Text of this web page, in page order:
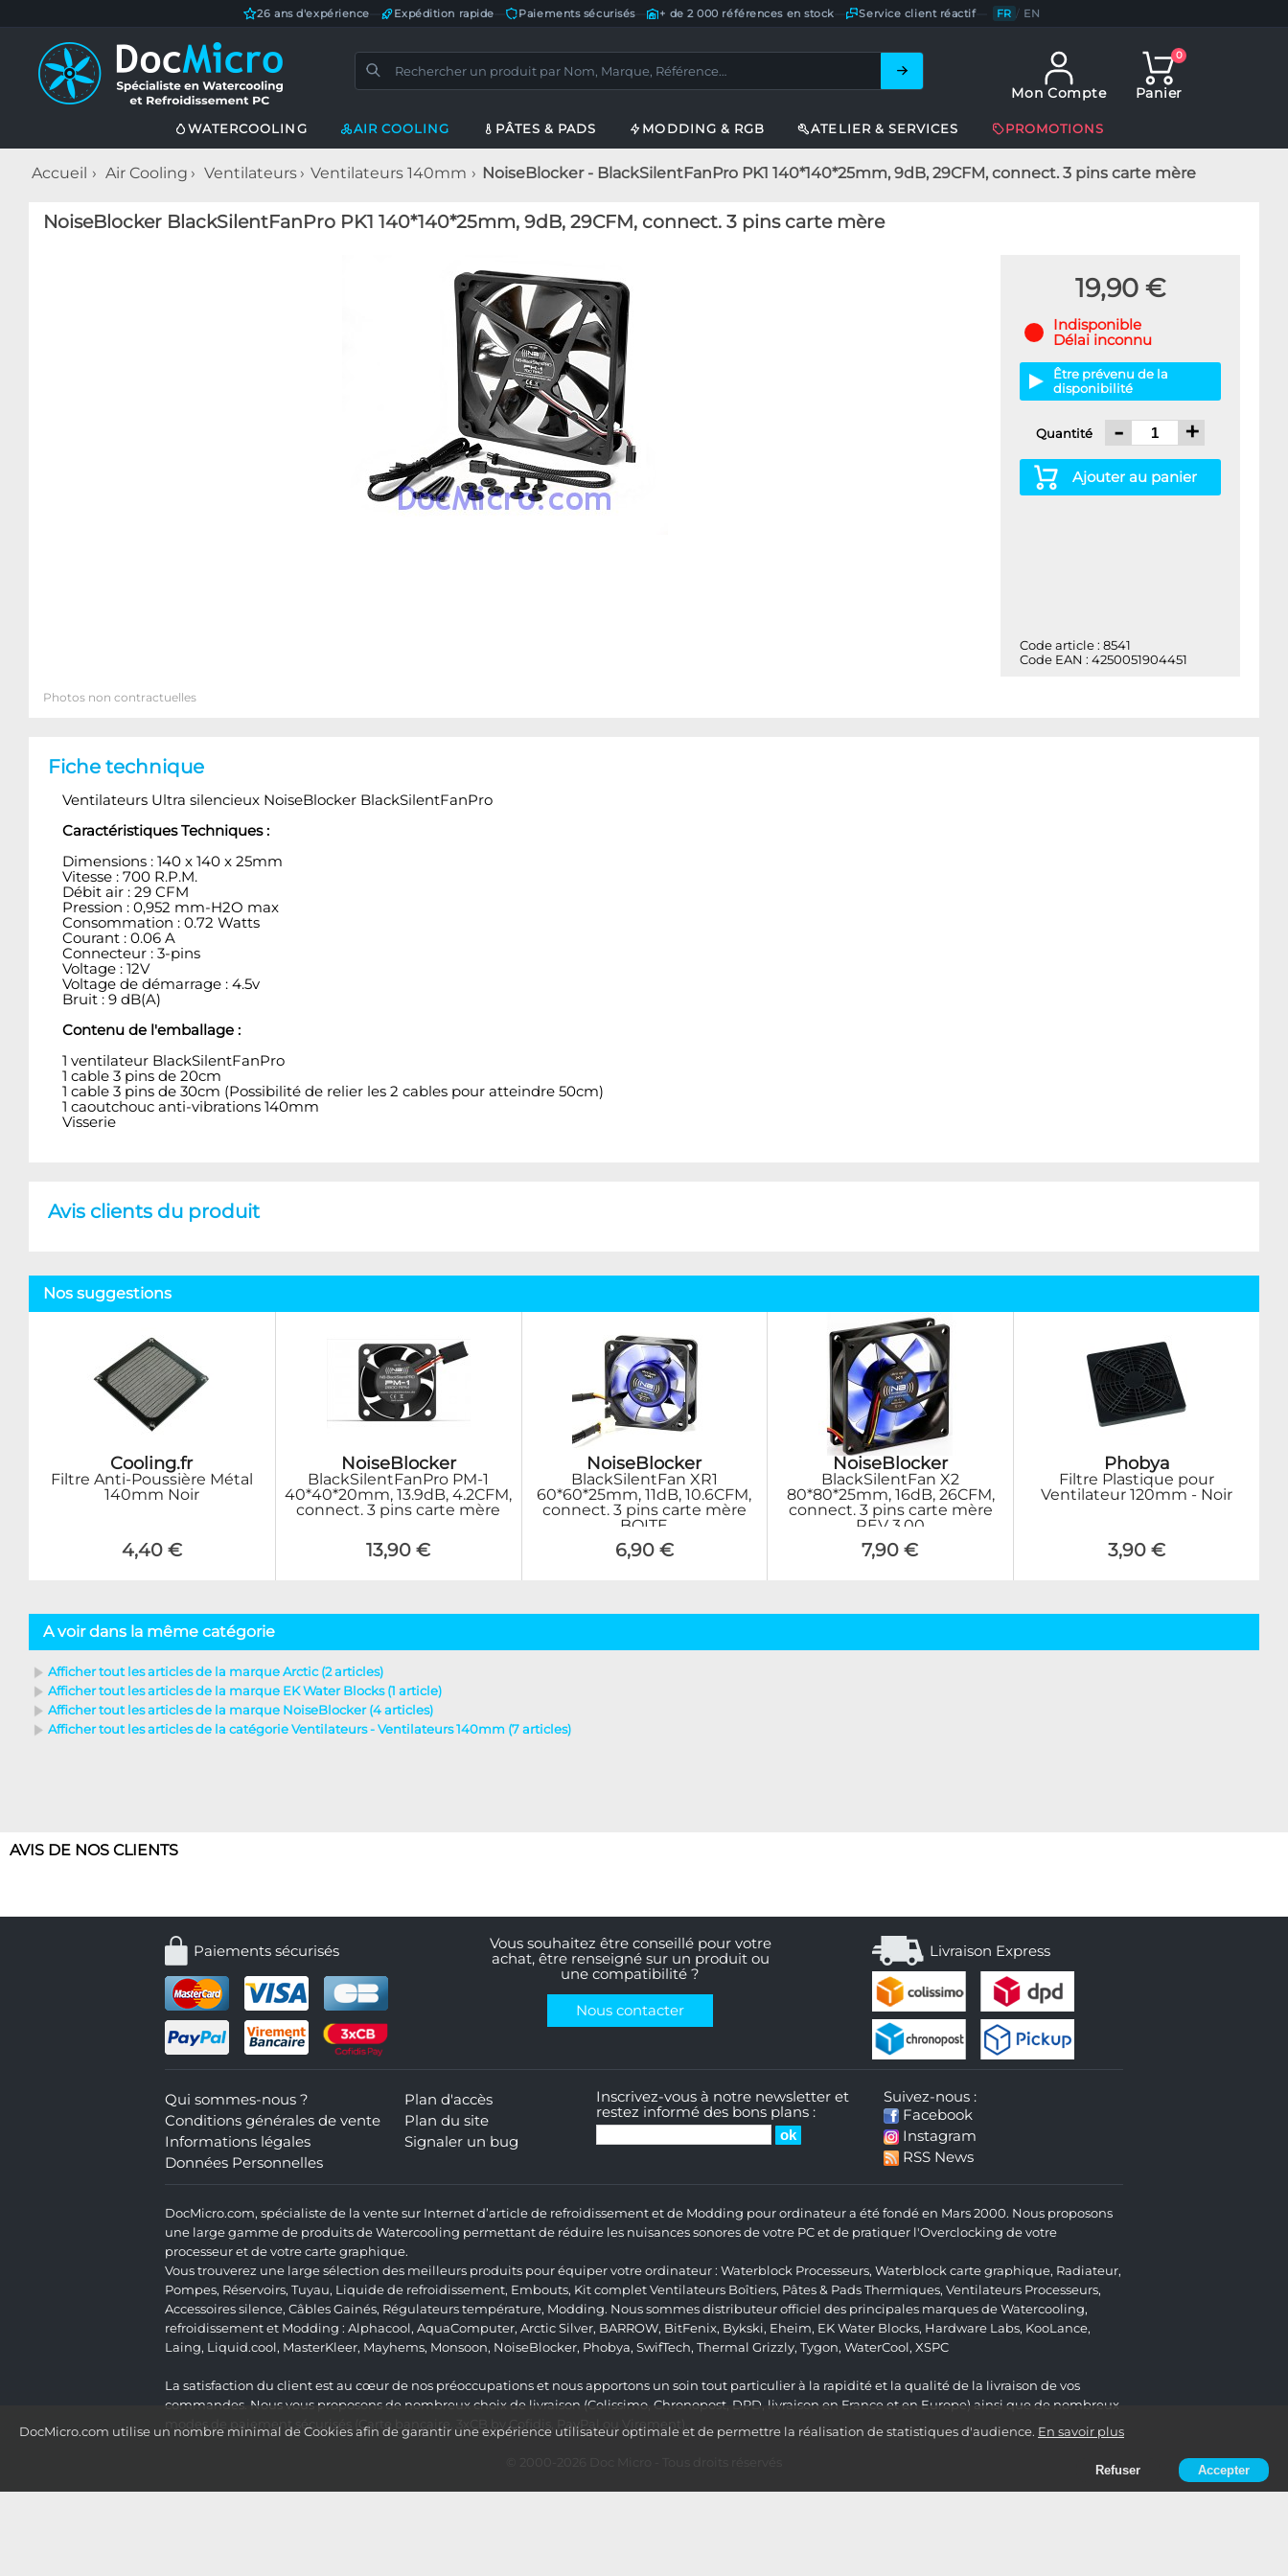
DocMicro.com utilise un nombre minimal de Cookies afin de garantir une expérience utilisateur optimale et de permettre la réalisation de statistiques d'audience. En savoir plus
Refuser Accepter
26 ans d'expérience Expédition rapide Paiements sécurisés— + de 2 000 références en stock Service client réactif— FR / EN
Mon Compte
0
Panier
WATERCOOLING AIR COOLING PÂTES & PADS MODDING & RGB ATELIER & SERVICES PROMOTIONS
Accueil Air Cooling Ventilateurs Ventilateurs 140mm NoiseBlocker - BlackSilentFanPro PK1 140*140*25mm, 9dB, 29CFM, connect. 3 pins carte mère
NoiseBlocker BlackSilentFanPro PK1 140*140*25mm, 9dB, 29CFM, connect. 3 pins carte mère
19,90 €
Indisponible
Délai inconnu
Être prévenu de la
disponibilité
Quantité - +
Ajouter au panier
Code article : 8541
Code EAN : 4250051904451
Photos non contractuelles
Fiche technique
Ventilateurs Ultra silencieux NoiseBlocker BlackSilentFanPro
Caractéristiques Techniques :
Dimensions : 140 x 140 x 25mm
Vitesse : 700 R.P.M.
Débit air : 29 CFM
Pression : 0,952 mm-H2O max
Consommation : 0.72 Watts
Courant : 0.06 A
Connecteur : 3-pins
Voltage : 12V
Voltage de démarrage : 4.5v
Bruit : 9 dB(A)
Contenu de l'emballage :
1 ventilateur BlackSilentFanPro
1 cable 3 pins de 20cm
1 cable 3 pins de 30cm (Possibilité de relier les 2 cables pour atteindre 50cm)
1 caoutchouc anti-vibrations 140mm
Visserie
Avis clients du produit
Nos suggestions
Cooling.fr
Filtre Anti-Poussière Métal
140mm Noir
4,40 €
NoiseBlocker
BlackSilentFanPro PM-1
40*40*20mm, 13.9dB, 4.2CFM,
connect. 3 pins carte mère
13,90 €
NoiseBlocker
BlackSilentFan XR1
60*60*25mm, 11dB, 10.6CFM,
connect. 3 pins carte mère
BOITE
6,90 €
NoiseBlocker
BlackSilentFan X2
80*80*25mm, 16dB, 26CFM,
connect. 3 pins carte mère
REV 3.00
7,90 €
Phobya
Filtre Plastique pour
Ventilateur 120mm - Noir
3,90 €
A voir dans la même catégorie
Afficher tout les articles de la marque Arctic (2 articles)
Afficher tout les articles de la marque EK Water Blocks (1 article)
Afficher tout les articles de la marque NoiseBlocker (4 articles)
Afficher tout les articles de la catégorie Ventilateurs - Ventilateurs 140mm (7 articles)
AVIS DE NOS CLIENTS
Paiements sécurisés
Vous souhaitez être conseillé pour votre
achat, être renseigné sur un produit ou
une compatibilité ?
Nous contacter
Livraison Express
Qui sommes-nous ?
Conditions générales de vente
Informations légales
Données Personnelles
Plan d'accès
Plan du site
Signaler un bug
Inscrivez-vous à notre newsletter et
restez informé des bons plans :
Suivez-nous :
Facebook
Instagram
RSS News
DocMicro.com, spécialiste de la vente sur Internet d’article de refroidissement et de Modding pour ordinateur a été fondé en Mars 2000. Nous proposons
une large gamme de produits de Watercooling permettant de réduire les nuisances sonores de votre PC et de pratiquer l'Overclocking de votre
processeur et de votre carte graphique.
Vous trouverez une large sélection des meilleurs produits pour équiper votre ordinateur : Waterblock Processeurs, Waterblock carte graphique, Radiateur,
Pompes, Réservoirs, Tuyau, Liquide de refroidissement, Embouts, Kit complet Ventilateurs Boîtiers, Pâtes & Pads Thermiques, Ventilateurs Processeurs,
Accessoires silence, Câbles Gainés, Régulateurs température, Modding. Nous sommes distributeur officiel des principales marques de Watercooling,
refroidissement et Modding : Alphacool, AquaComputer, Arctic Silver, BARROW, BitFenix, Bykski, Eheim, EK Water Blocks, Hardware Labs, KooLance,
Laing, Liquid.cool, MasterKleer, Mayhems, Monsoon, NoiseBlocker, Phobya, SwifTech, Thermal Grizzly, Tygon, WaterCool, XSPC
La satisfaction du client est au cœur de nos préoccupations et nous apportons un soin tout particulier à la rapidité et la qualité de la livraison de vos
commandes. Nous vous proposons de nombreux choix de livraison (Colissimo, Chronopost, DPD, livraison en France et en Europe) ainsi que de nombreux
modes de paiement sécurisés (Carte bancaire, 3xCB by Cofidis, PayPal ou Virement).